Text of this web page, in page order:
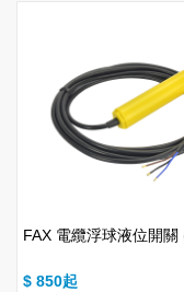
FAX 電纜浮球液位開關
$ 850